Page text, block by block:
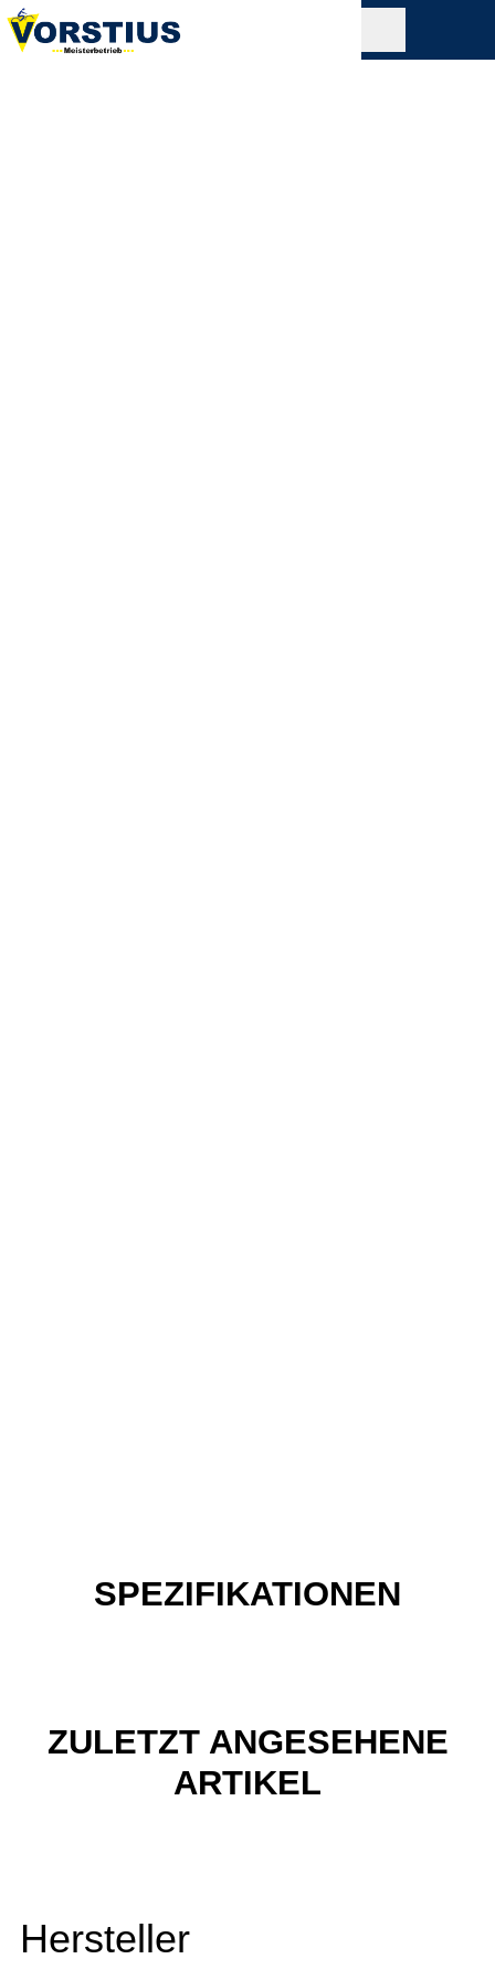
SPEZIFIKATIONEN
ZULETZT ANGESEHENE
ARTIKEL
Hersteller